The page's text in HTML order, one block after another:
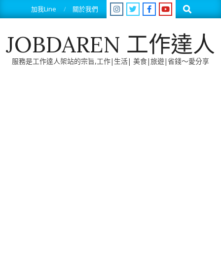
to
加我Line 關於我們 Search
JOBDAREN 工作達人
服務是工作達人架站的宗旨,工作|生活| 美食|旅遊|省錢～愛分享